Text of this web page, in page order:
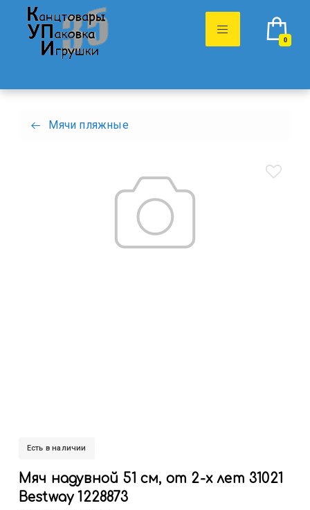
0
Мячи пляжные
Есть в наличии
Мяч надувной 51 см, от 2-х лет 31021
Bestway 1228873